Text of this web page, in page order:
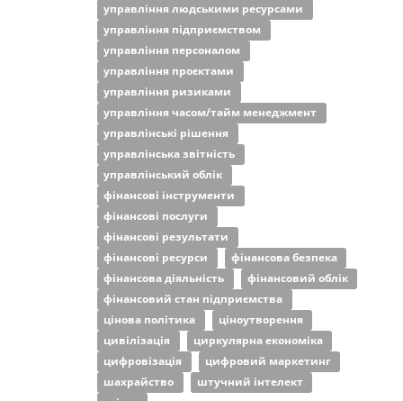
управління людськими ресурсами
управління підприємством
управління персоналом
управління проєктами
управління ризиками
управління часом/тайм менеджмент
управлінські рішення
управлінська звітність
управлінський облік
фінансові інструменти
фінансові послуги
фінансові результати
фінансові ресурси
фінансова безпека
фінансова діяльність
фінансовий облік
фінансовий стан підприємства
цінова політика
ціноутворення
цивілізація
циркулярна економіка
цифровізація
цифровий маркетинг
шахрайство
штучний інтелект